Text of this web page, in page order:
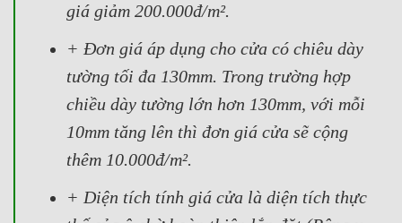
giá giảm 200.000đ/m².
+ Đơn giá áp dụng cho cửa có chiêu dày
tường tối đa 130mm. Trong trường hợp
chiều dày tường lớn hơn 130mm, với mỗi
10mm tăng lên thì đơn giá cửa sẽ cộng
thêm 10.000đ/m².
+ Diện tích tính giá cửa là diện tích thực